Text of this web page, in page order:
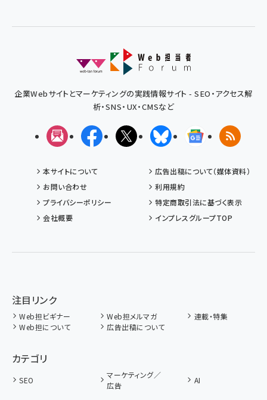
企業Webサイトとマーケティングの実践情報サイト - SEO・アクセス解
析・SNS・UX・CMSなど
メルマガFacebookX(エックス)BlueskyGoogleニュ
RSS
本サイトについて
広告出稿について（媒体資料）
お問い合わせ
利用規約
プライバシーポリシー
特定商取引法に基づく表示
会社概要
インプレスグループTOP
注目リンク
Web担ビギナー Web担メルマガ
連載・特集
Web担について
広告出稿について
カテゴリ
SEO
マーケティング／
広告
AI